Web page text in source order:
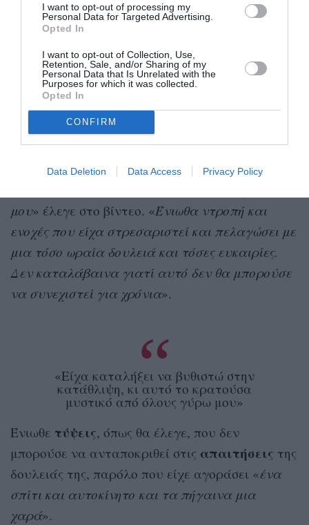
I want to opt-out of processing my
Personal Data for Targeted Advertising.
Opted In
I want to opt-out of Collection, Use,
Retention, Sale, and/or Sharing of my
Personal Data that Is Unrelated with the
Purposes for which it was collected.
Opted In
CONFIRM
Data Deletion Data Access Privacy Policy
σου, αυτό είναι κάτι που οι υπόλοιποι δεν
μπορούν να γνωρίζουν. Αλλά το βλέπεις στην
επισκεψιμότητα και στους followers
Το 2019 ανέβασε ένα βίντεο όπου ανακοίνωσε
τον «χωρισμό» της από τοYouTube: Σε εκείνο
παραδεχόταν με ειλικρίνεια τα προβλήματα
που αντιμετώπιζε με την ψυχική υγεία της.
Είχα καταλήξει να βυθιστώ στην κατάθλιψη, κι
μου» έλεγε στο βίντεο. «Ένιωθα ντροπή και
ενοχές που είχα στρεσαριστεί και πελαγώσει με
μια τόσο ωραία δουλειά και τόσες ευκαιρίες.
Δεν καταλάβαινα γιατί αυτό δεν θα μπορούσε
να συνεχιστεί για χρόνια».
«Είχα καταλήξει να βυθιστώ στην
κατάθλιψη, κι αυτό το κρατούσα
μυστικό από όλους γύρω μου»
Ένιωθε τύψεις, όπως θα έλεγε, που δεν
μπορούσε να ανταποκριθεί στις απαιτήσεις της
δουλειάς της, παρόλο που είχε αγοράσει «ένα
σπίτι και αυτοκίνητο και τα πήγαινα μια
χαρά».